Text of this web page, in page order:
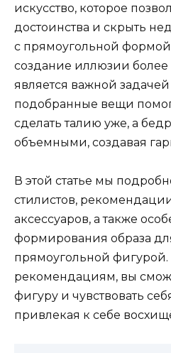
искусство, которое
достоинства и скрыть
с прямоугольной формой
создание иллюзии
является важной
подобранные вещи
сделать талию уже, а
объемными, создавая
В этой статье мы
стилистов,
аксессуаров, а также
формирования образа
прямоугольной фигурой.
рекомендациям, вы
фигуру и чувствовать
привлекая к себе